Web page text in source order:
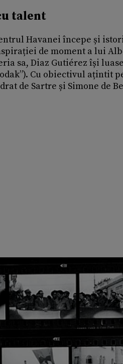
talent
Havanei începe și
de moment a lui
sa, Diaz Gutiérez își
Cu obiectivul ațintit
de Sartre și Simone de